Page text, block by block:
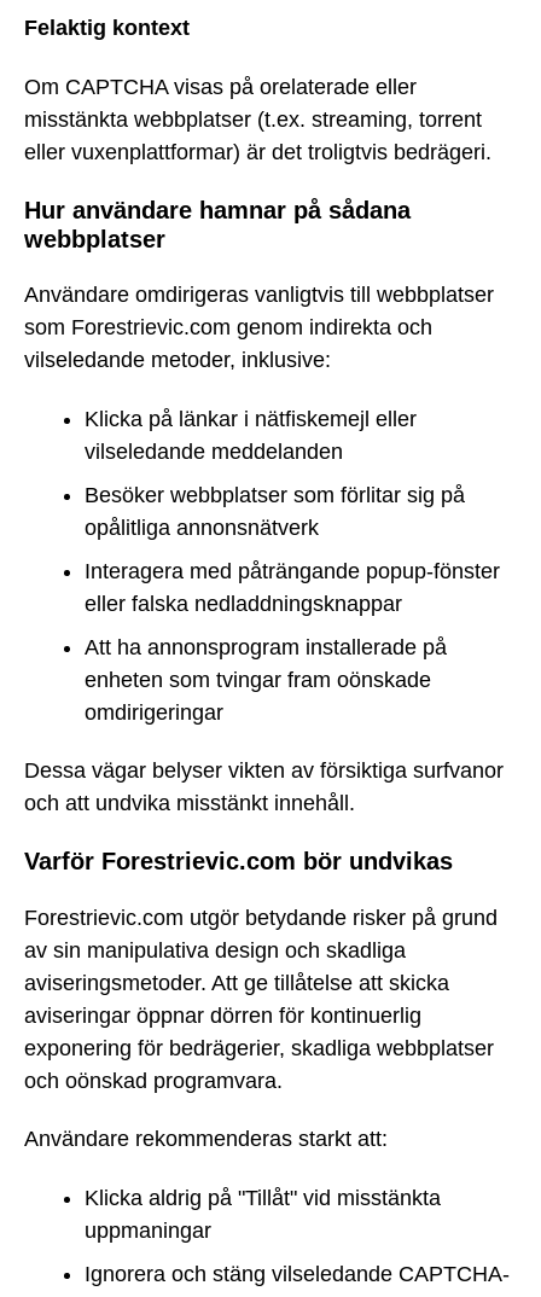
Felaktig kontext
Om CAPTCHA visas på orelaterade eller
misstänkta webbplatser (t.ex. streaming, torrent
eller vuxenplattformar) är det troligtvis bedrägeri.
Hur användare hamnar på sådana
webbplatser
Användare omdirigeras vanligtvis till webbplatser
som Forestrievic.com genom indirekta och
vilseledande metoder, inklusive:
Klicka på länkar i nätfiskemejl eller
vilseledande meddelanden
Besöker webbplatser som förlitar sig på
opålitliga annonsnätverk
Interagera med påträngande popup-fönster
eller falska nedladdningsknappar
Att ha annonsprogram installerade på
enheten som tvingar fram oönskade
omdirigeringar
Dessa vägar belyser vikten av försiktiga surfvanor
och att undvika misstänkt innehåll.
Varför Forestrievic.com bör undvikas
Forestrievic.com utgör betydande risker på grund
av sin manipulativa design och skadliga
aviseringsmetoder. Att ge tillåtelse att skicka
aviseringar öppnar dörren för kontinuerlig
exponering för bedrägerier, skadliga webbplatser
och oönskad programvara.
Användare rekommenderas starkt att:
Klicka aldrig på "Tillåt" vid misstänkta
uppmaningar
Ignorera och stäng vilseledande CAPTCHA-